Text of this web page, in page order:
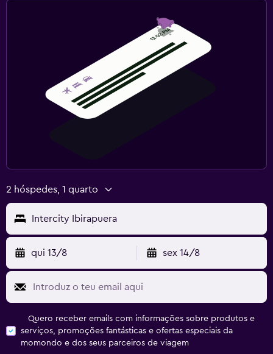
2 hóspedes, 1 quarto
Intercity Ibirapuera
qui 13/8 sex 14/8
Quero receber emails com informações sobre produtos e
serviços, promoções fantásticas e ofertas especiais da
momondo e dos seus parceiros de viagem